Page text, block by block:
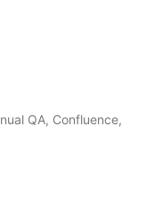
QA, Confluence,